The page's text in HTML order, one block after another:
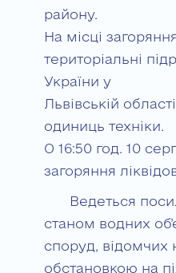
району.
На місці
територіальні
України у
Львівській
одиниць техніки.
О 16:50 год. 10
загоряння
Ведеться
станом водних
споруд, відомчих
обстановкою на